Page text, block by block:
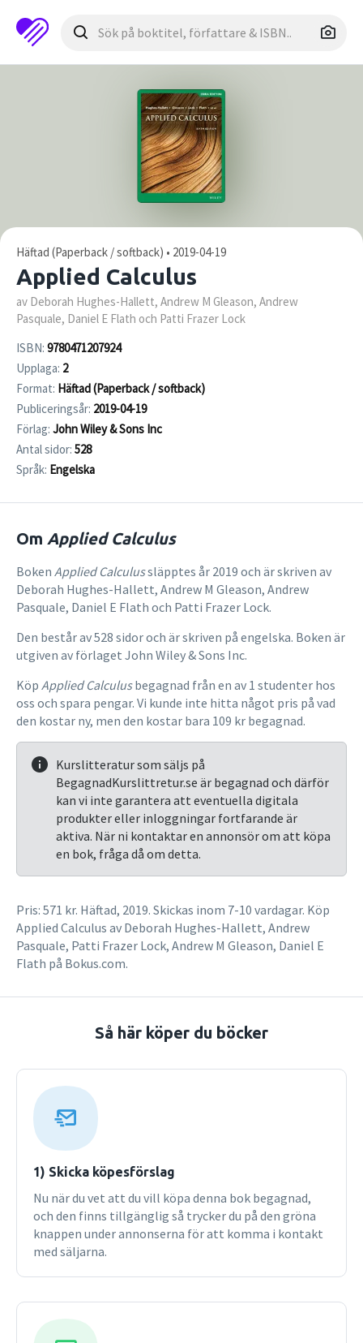
Häftad (Paperback / softback) • 2019-04-19
Applied Calculus
av Deborah Hughes-Hallett, Andrew M Gleason, Andrew
Pasquale, Daniel E Flath och Patti Frazer Lock
ISBN: 9780471207924
Upplaga: 2
Format: Häftad (Paperback / softback)
Publiceringsår: 2019-04-19
Förlag: John Wiley & Sons Inc
Antal sidor: 528
Språk: Engelska
Om Applied Calculus
Boken Applied Calculussläpptes år 2019 och är skriven av
Deborah Hughes-Hallett, Andrew M Gleason, Andrew
Pasquale, Daniel E Flath och Patti Frazer Lock.
Den består av 528 sidor och är skriven på engelska. Boken är
utgiven av förlaget John Wiley & Sons Inc.
Köp Applied Calculusbegagnad från en av 1 studenter hos
oss och spara pengar. Vi kunde inte hitta något pris på vad
den kostar ny, men den kostar bara 109 kr begagnad.
Kurslitteratur som säljs på
BegagnadKurslittretur.se är begagnad och därför
kan vi inte garantera att eventuella digitala
produkter eller inloggningar fortfarande är
aktiva. När ni kontaktar en annonsör om att köpa
en bok, fråga då om detta.
Pris: 571 kr. Häftad, 2019. Skickas inom 7-10 vardagar. Köp
Applied Calculus av Deborah Hughes-Hallett, Andrew
Pasquale, Patti Frazer Lock, Andrew M Gleason, Daniel E
Flath på Bokus.com.
Så här köper du böcker
1) Skicka köpesförslag
Nu när du vet att du vill köpa denna bok begagnad,
och den finns tillgänglig så trycker du på den gröna
knappen under annonserna för att komma i kontakt
med säljarna.